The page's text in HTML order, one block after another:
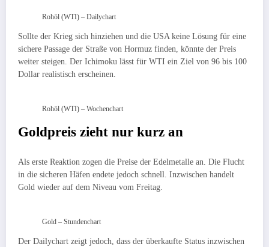
Rohöl (WTI) – Dailychart
Sollte der Krieg sich hinziehen und die USA keine Lösung für eine
sichere Passage der Straße von Hormuz finden, könnte der Preis
weiter steigen. Der Ichimoku lässt für WTI ein Ziel von 96 bis 100
Dollar realistisch erscheinen.
Rohöl (WTI) – Wochenchart
Goldpreis zieht nur kurz an
Als erste Reaktion zogen die Preise der Edelmetalle an. Die Flucht
in die sicheren Häfen endete jedoch schnell. Inzwischen handelt
Gold wieder auf dem Niveau vom Freitag.
Gold – Stundenchart
Der Dailychart zeigt jedoch, dass der überkaufte Status inzwischen